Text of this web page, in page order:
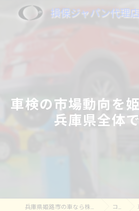
損保ジャパン代理店
車検の市場動向を
兵庫県全体
コラム